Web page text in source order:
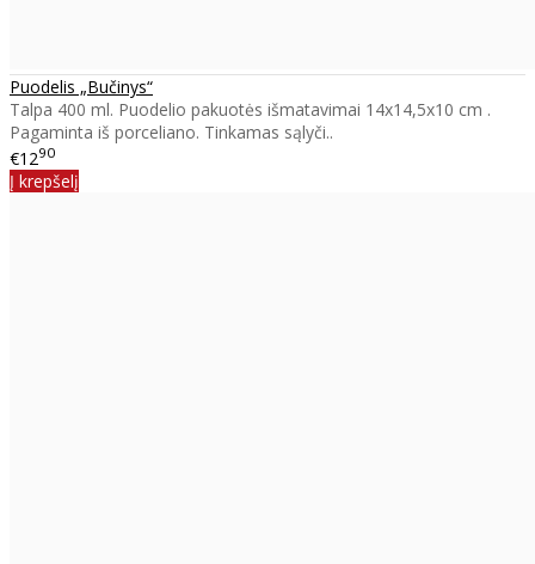
Puodelis „Bučinys“
Talpa 400 ml. Puodelio pakuotės išmatavimai 14x14,5x10 cm .
Pagaminta iš porceliano. Tinkamas sąlyči..
€1290
Į krepšelį